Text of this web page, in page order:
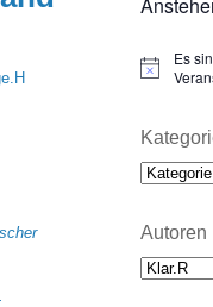
N
i
c
e
Es
Kategorien
Autoren